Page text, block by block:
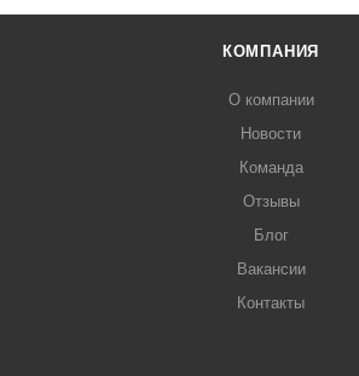
КОМПАНИЯ
О компании
Новости
Команда
Отзывы
Блог
Вакансии
Контакты